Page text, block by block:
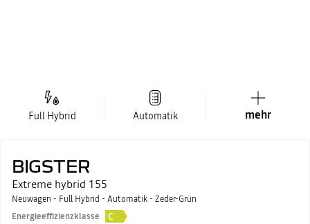
Full Hybrid Automatik mehr
BIGSTER
Extreme hybrid 155
Neuwagen - Full Hybrid - Automatik - Zeder-Grün
Energieeffizienzklasse
C